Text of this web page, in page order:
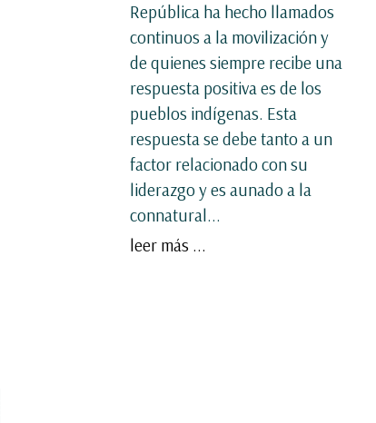
República ha hecho llamados
continuos a la movilización y
de quienes siempre recibe una
respuesta positiva es de los
pueblos indígenas. Esta
respuesta se debe tanto a un
factor relacionado con su
liderazgo y es aunado a la
connatural...
leer más ...